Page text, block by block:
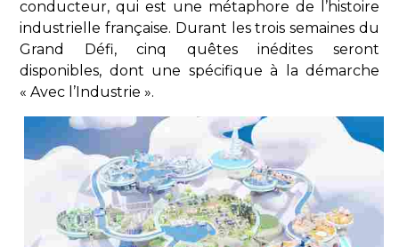
conducteur, qui est une métaphore de l’histoire
industrielle française. Durant les trois semaines du
Grand Défi, cinq quêtes inédites seront
disponibles, dont une spécifique à la démarche
« Avec l’Industrie ».